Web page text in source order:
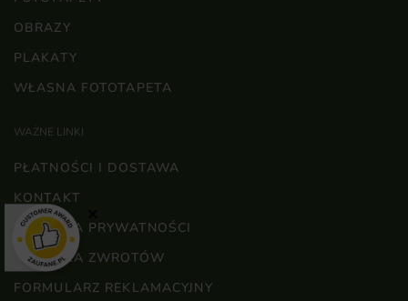
OBRAZY
PLAKATY
WŁASNA FOTOTAPETA
WAŻNE LINKI
PŁATNOŚCI I DOSTAWA
KONTAKT
POLITYKA PRYWATNOŚCI
POLITYKA ZWROTÓW
FORMULARZ REKLAMACYJNY